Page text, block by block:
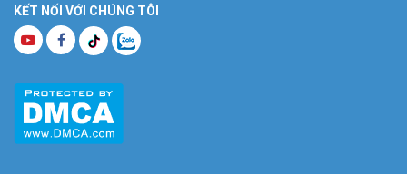
KẾT NỐI VỚI CHÚNG TÔI